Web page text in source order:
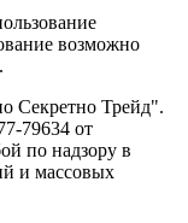
возможно
Секретно Трейд".
79634 от
по надзору в
и массовых